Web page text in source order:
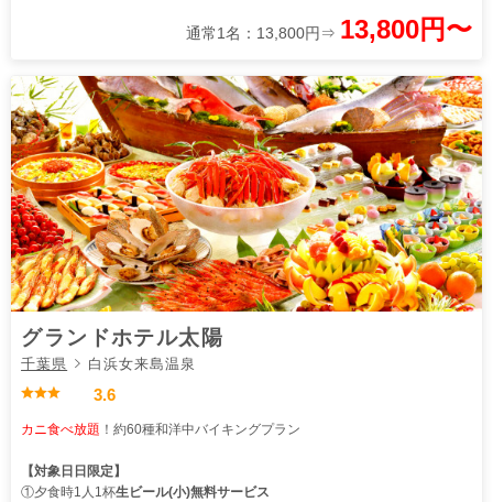
通常1名：13,800円⇒ 13,800円〜
グランドホテル太陽
千葉県 白浜女来島温泉
3.6
カニ食べ放題 ！約60種和洋中バイキングプラン
【対象日日限定】
①夕食時1人1杯生ビール(小)無料サービス